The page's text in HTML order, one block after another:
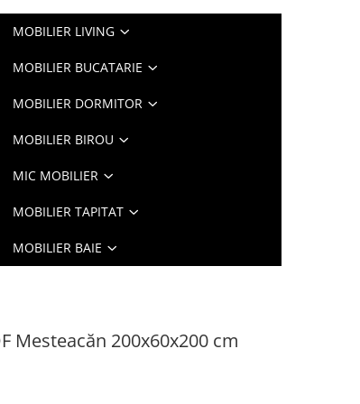
MOBILIER LIVING
MOBILIER BUCATARIE
MOBILIER DORMITOR
MOBILIER BIROU
MIC MOBILIER
MOBILIER TAPITAT
MOBILIER BAIE
Mesteacăn 200x60x200 cm